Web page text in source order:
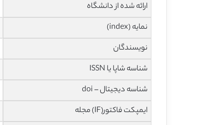
ارائه شده از دانشگاه
نمایه (index)
نویسندگان
شناسه شاپا یا ISSN
شناسه دیجیتال – doi
ایمپکت فاکتور(IF) مجله